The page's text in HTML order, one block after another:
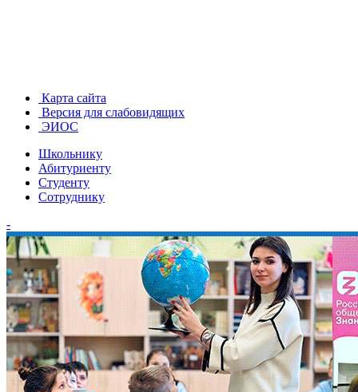
Карта сайта
Версия для слабовидящих
ЭИОС
Школьнику
Абитуриенту
Студенту
Сотруднику
-